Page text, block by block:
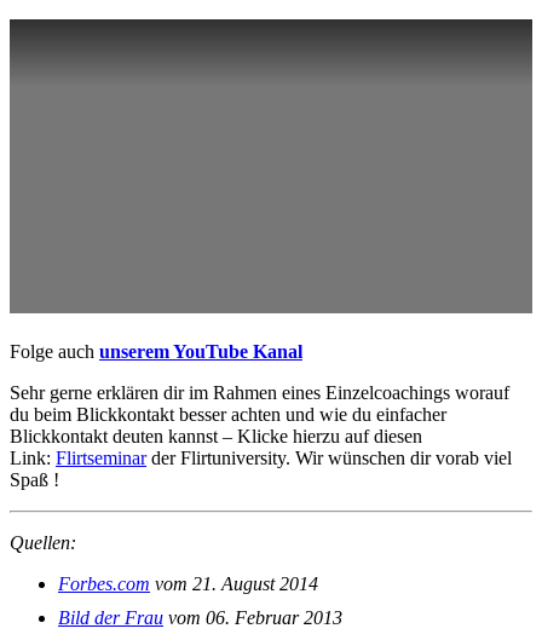
Folge auch unserem YouTube Kanal
Sehr gerne erklären dir im Rahmen eines Einzelcoachings worauf
du beim Blickkontakt besser achten und wie du einfacher
Blickkontakt deuten kannst – Klicke hierzu auf diesen
Link: Flirtseminarder Flirtuniversity. Wir wünschen dir vorab viel
Spaß !
Quellen:
Forbes.com vom 21. August 2014
Bild der Frau vom 06. Februar 2013